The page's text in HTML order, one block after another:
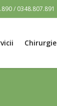
/ 0348.807.891
Chirurgie